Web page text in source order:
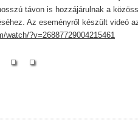
távon is hozzájárulnak a
Az eseményről készült videó
watch/?v=26887729004215461